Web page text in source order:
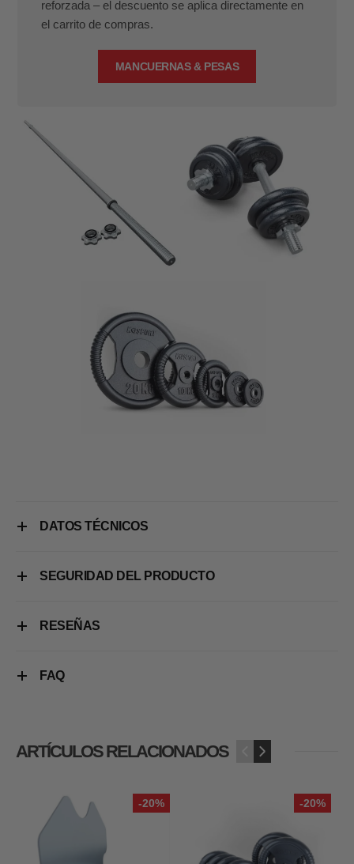
reforzada – el descuento se aplica directamente en
el carrito de compras.
MANCUERNAS & PESAS
DATOS TÉCNICOS
SEGURIDAD DEL PRODUCTO
RESEÑAS
FAQ
ARTÍCULOS RELACIONADOS ›
-20% -20%